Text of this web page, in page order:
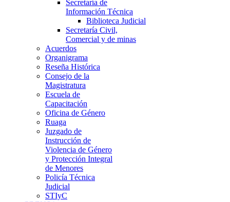
Secretaría de
Información Técnica
Biblioteca Judicial
Secretaría Civil,
Comercial y de minas
Acuerdos
Organigrama
Reseña Histórica
Consejo de la
Magistratura
Escuela de
Capacitación
Oficina de Género
Ruaga
Juzgado de
Instrucción de
Violencia de Género
y Protección Integral
de Menores
Policía Técnica
Judicial
STIyC